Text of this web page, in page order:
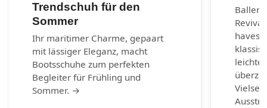
Trendschuh für den
Sommer
Ihr maritimer Charme, gepaart
mit lässiger Eleganz, macht
Bootsschuhe zum perfekten
Begleiter für Frühling und
Sommer. →
haves